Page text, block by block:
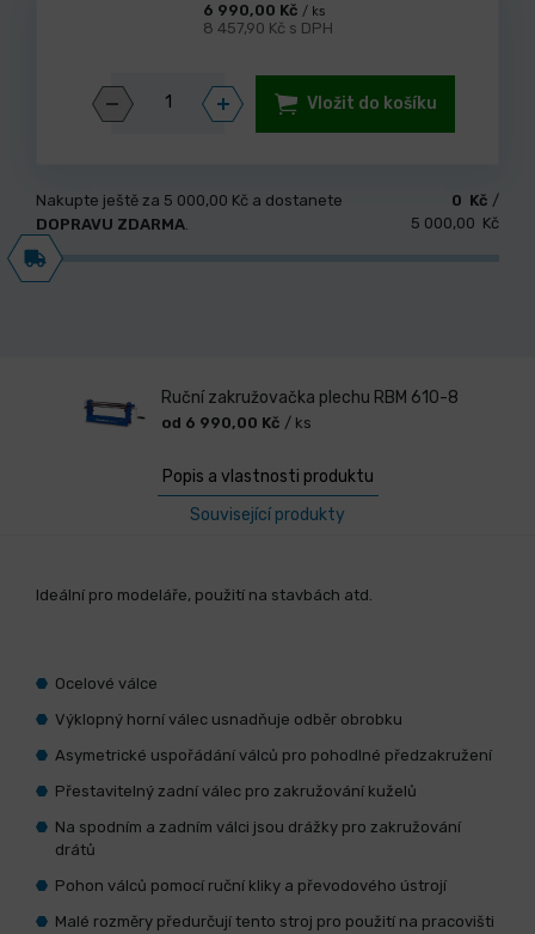
6 990,00 Kč / ks
8 457,90 Kč s DPH
Vložit do košíku
Nakupte ještě za 5 000,00 Kč a dostanete
DOPRAVU ZDARMA.
0 Kč /
5 000,00 Kč
Ruční zakružovačka plechu RBM 610-8
od 6 990,00 Kč / ks
Popis a vlastnosti produktu
Související produkty
Ideální pro modeláře, použití na stavbách atd.
Ocelové válce
Výklopný horní válec usnadňuje odběr obrobku
Asymetrické uspořádání válců pro pohodlné předzakružení
Přestavitelný zadní válec pro zakružování kuželů
Na spodním a zadním válci jsou drážky pro zakružování
drátů
Pohon válců pomocí ruční kliky a převodového ústrojí
Malé rozměry předurčují tento stroj pro použití na pracovišti